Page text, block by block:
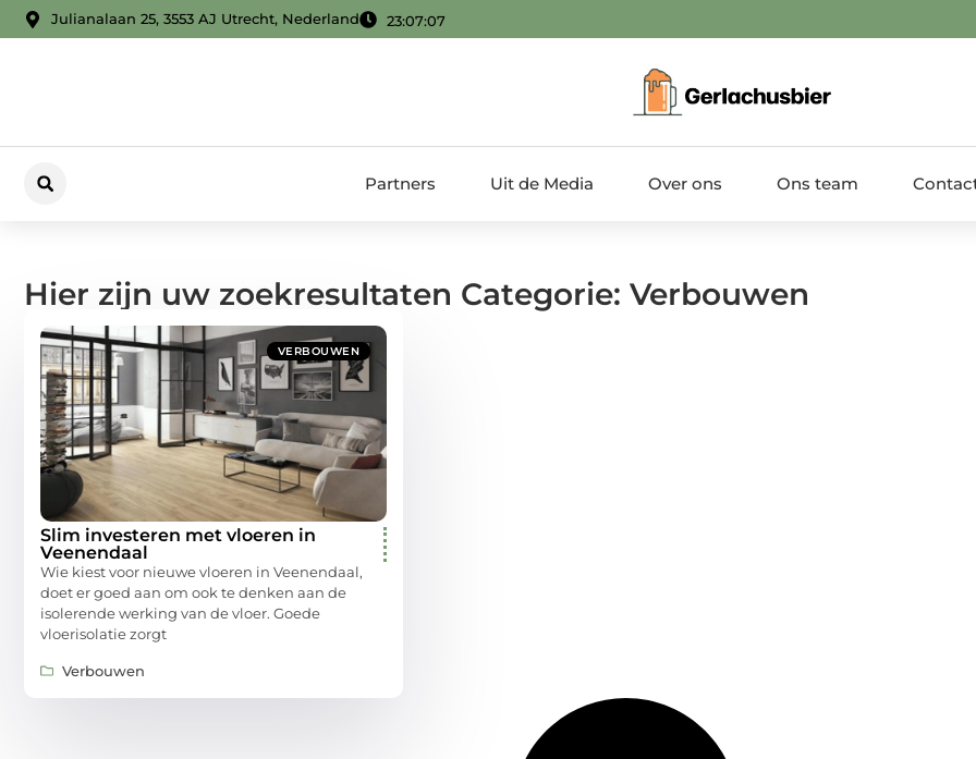
Julianalaan 25, 3553 AJ Utrecht, Nederland 23:07:08
Partners Uit de Media Over ons Ons team
Hier zijn uw zoekresultaten Categorie: Verbouwen
VERBOUWEN
Slim investeren met vloeren in
Veenendaal
Wie kiest voor nieuwe vloeren in Veenendaal,
doet er goed aan om ook te denken aan de
isolerende werking van de vloer. Goede
vloerisolatie zorgt
Verbouwen